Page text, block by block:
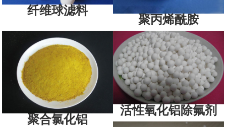
纤维球滤料
聚丙烯酰胺
聚合氯化铝
活性氧化铝除氟剂